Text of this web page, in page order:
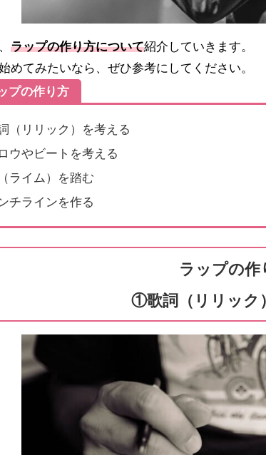
ラップの作り方について紹介していきます。
めてみたいなら、ぜひ参考にしてください。
プの作り方
（リリック）を考える
ウやビートを考える
ライム）を踏む
チラインを作る
ラップの作
①歌詞（リリック